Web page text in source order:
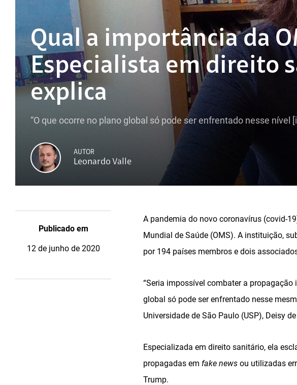
Qual a importância da
Especialista em direito
explica
“O que ocorre no plano global só pode ser enfrentado nesse nível
AUTOR
Leonardo Valle
Publicado em
12 de junho de 2020
A pandemia do novo coronavírus (covid-
Mundial de Saúde (OMS). A instituição,
por 194 países membros e dois
“Seria impossível combater a
global só pode ser enfrentado nesse
Universidade de São Paulo (USP), Deisy
Especializada em direito sanitário, ela
propagadas em fake news ou utilizadas
Trump.